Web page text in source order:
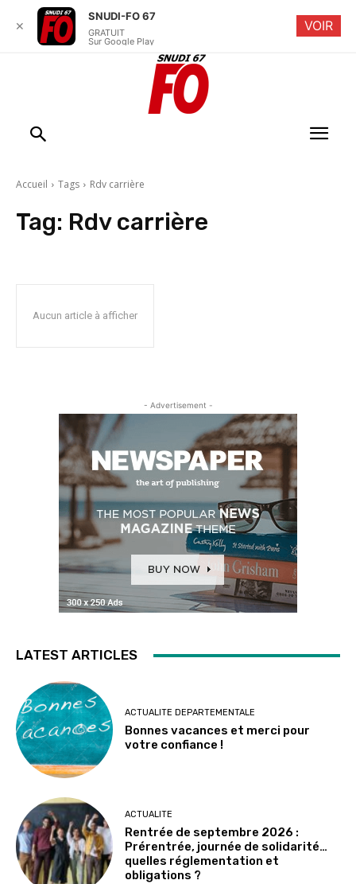
Accueil Tags Rdv carrière
Tag: Rdv carrière
Aucun article à afficher
- Advertisement -
LATEST ARTICLES
ACTUALITE DEPARTEMENTALE
Bonnes vacances et merci pour
votre confiance !
ACTUALITE
Rentrée de septembre 2026 :
Prérentrée, journée de solidarité…
quelles réglementation et
obligations ?
✕
SNUDI-FO 67
GRATUIT
Sur Google Play
VOIR